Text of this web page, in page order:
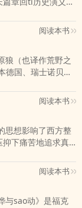
史演义小说的经
一部长篇章回ti历史
映了魏、蜀、吴
争，大致分为黄
鹿、三国鼎立、三
，上演了一幕幕
成功刻画了近五
、孙权、诸葛亮、
阅读本书
狼（也译作荒野之
国、瑞士诺贝尔
所著作的自
，名叫哈立·哈
阁楼，在这里住
不aijiao际，确实
个陌生的、野xing
物。他的脸充满
dang不安。他想
阅读本书
思想影响了西方整
下痛苦地追求真
参考。纪德的小
和《田园jiao响
和幸福的历程。
在《背德者》扮演
响曲》则相继扮
阅读本书
与sao动》是福克